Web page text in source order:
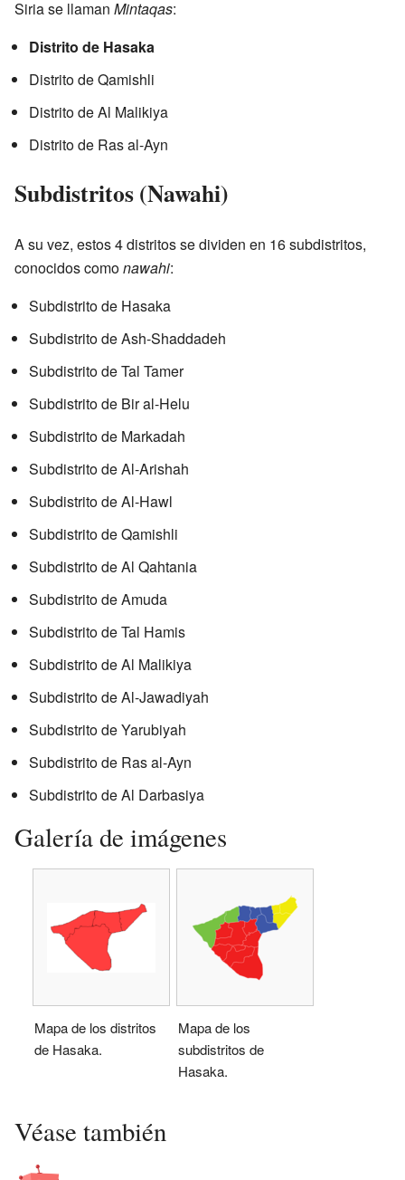
Siria se llaman Mintaqas:
Distrito de Hasaka
Distrito de Qamishli
Distrito de Al Malikiya
Distrito de Ras al-Ayn
Subdistritos (Nawahi)
A su vez, estos 4 distritos se dividen en 16 subdistritos,
conocidos comonawahi:
Subdistrito de Hasaka
Subdistrito de Ash-Shaddadeh
Subdistrito de Tal Tamer
Subdistrito de Bir al-Helu
Subdistrito de Markadah
Subdistrito de Al-Arishah
Subdistrito de Al-Hawl
Subdistrito de Qamishli
Subdistrito de Al Qahtania
Subdistrito de Amuda
Subdistrito de Tal Hamis
Subdistrito de Al Malikiya
Subdistrito de Al-Jawadiyah
Subdistrito de Yarubiyah
Subdistrito de Ras al-Ayn
Subdistrito de Al Darbasiya
Galería de imágenes
Mapa de los distritos
de Hasaka.
Mapa de los
subdistritos de
Hasaka.
Véase también